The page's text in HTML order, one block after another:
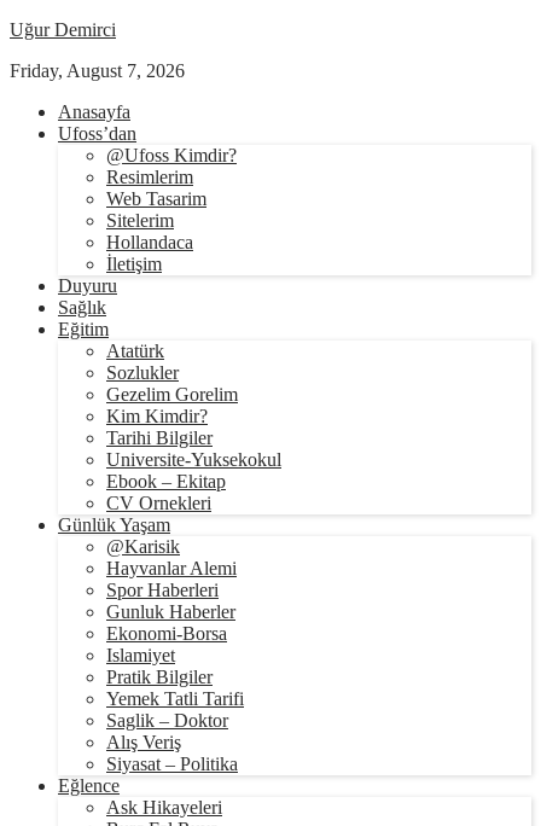
Uğur Demirci
Friday, August 7, 2026
Anasayfa
Ufoss’dan
@Ufoss Kimdir?
Resimlerim
Web Tasarim
Sitelerim
Hollandaca
İletişim
Duyuru
Sağlık
Eğitim
Atatürk
Sozlukler
Gezelim Gorelim
Kim Kimdir?
Tarihi Bilgiler
Universite-Yuksekokul
Ebook – Ekitap
CV Ornekleri
Günlük Yaşam
@Karisik
Hayvanlar Alemi
Spor Haberleri
Gunluk Haberler
Ekonomi-Borsa
Islamiyet
Pratik Bilgiler
Yemek Tatli Tarifi
Saglik – Doktor
Alış Veriş
Siyasat – Politika
Eğlence
Ask Hikayeleri